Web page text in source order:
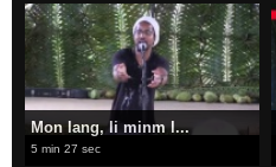
Mon lang, li minm l...
5 min 27 sec